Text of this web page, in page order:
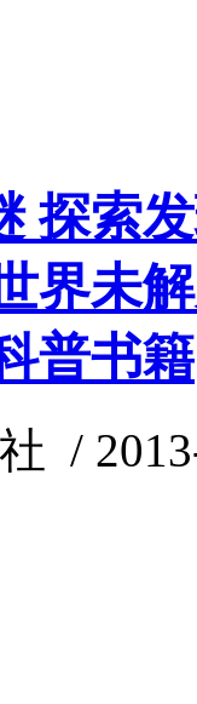
探索
界未
普书籍
/